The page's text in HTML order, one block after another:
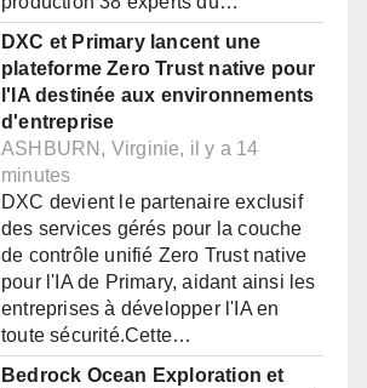
DXC et Primary lancent une
plateforme Zero Trust native pour
l'IA destinée aux environnements
d'entreprise
ASHBURN, Virginie, il y a 14
minutes
DXC devient le partenaire exclusif
des services gérés pour la couche
de contrôle unifié Zero Trust native
pour l'IA de Primary, aidant ainsi les
entreprises à développer l'IA en
toute sécurité.Cette…
Bedrock Ocean Exploration et